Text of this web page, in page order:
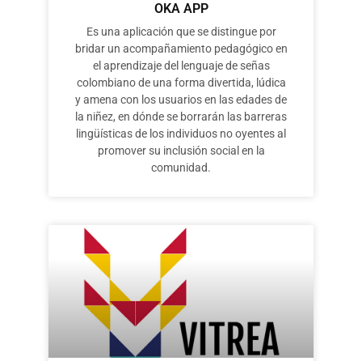
OKA APP
Es una aplicación que se distingue por
bridar un acompañamiento pedagógico en
el aprendizaje del lenguaje de señas
colombiano de una forma divertida, lúdica
y amena con los usuarios en las edades de
la niñez, en dónde se borrarán las barreras
lingüísticas de los individuos no oyentes al
promover su inclusión social en la
comunidad.